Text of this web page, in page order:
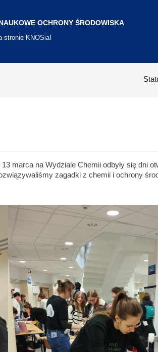
OCHRONY ŚRODOWISKA
stronie KNOSia!
marca na Wydziale Chemii odbyły się dni
zagadki z chemii i ochrony